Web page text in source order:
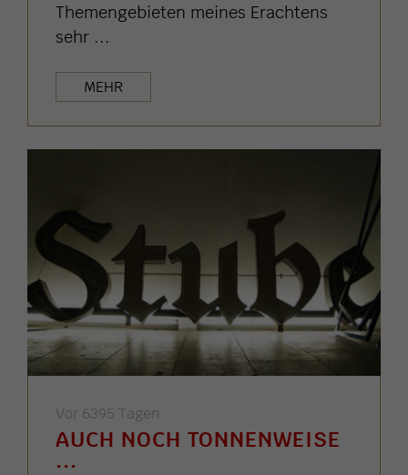
Themengebieten meines Erachtens
sehr ...
MEHR
Vor 6395 Tagen
AUCH NOCH TONNENWEISE
...